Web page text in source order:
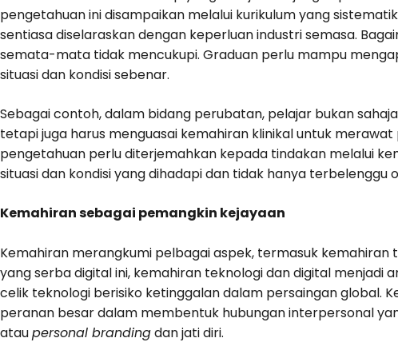
pengetahuan ini disampaikan melalui kurikulum yang
sentiasa diselaraskan dengan keperluan industri semasa.
semata-mata tidak mencukupi. Graduan perlu mampu
situasi dan kondisi sebenar.
Sebagai contoh, dalam bidang perubatan, pelajar bukan
tetapi juga harus menguasai kemahiran klinikal untuk
pengetahuan perlu diterjemahkan kepada tindakan melalui
situasi dan kondisi yang dihadapi dan tidak hanya terbelenggu
Kemahiran sebagai pemangkin kejayaan
Kemahiran merangkumi pelbagai aspek, termasuk kemahiran
yang serba digital ini, kemahiran teknologi dan digital menjadi
celik teknologi berisiko ketinggalan dalam persaingan global.
peranan besar dalam membentuk hubungan interpersonal
ataupersonal brandingdan jati diri.